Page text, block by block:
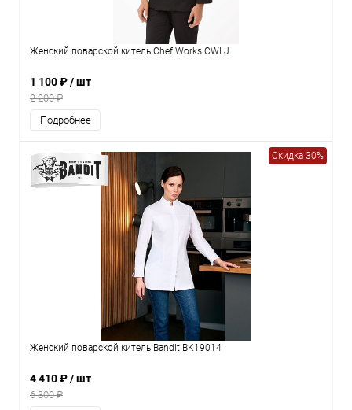
Женский поварской китель Chef Works CWLJ
1 100 ₽/ шт
2 200 ₽
Подробнее
Скидка 30%
Женский поварской китель Bandit BK19014
4 410 ₽/ шт
6 300 ₽